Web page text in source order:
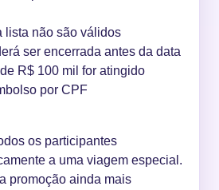
lista não são válidos
ser encerrada antes da data
R$ 100 mil for atingido
por CPF
os participantes
a uma viagem especial.
promoção ainda mais